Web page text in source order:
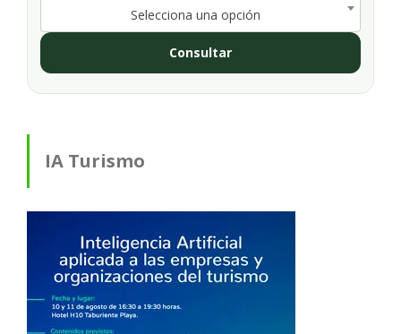
Selecciona una opción
Consultar
IA Turismo